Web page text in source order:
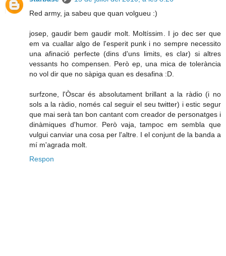
Red army, ja sabeu que quan volgueu :)
josep, gaudir bem gaudir molt. Moltíssim. I jo dec ser que
em va cuallar algo de l'esperit punk i no sempre necessito
una afinació perfecte (dins d'uns limits, es clar) si altres
vessants ho compensen. Però ep, una mica de tolerància
no vol dir que no sàpiga quan es desafina :D.
surfzone, l'Òscar és absolutament brillant a la ràdio (i no
sols a la ràdio, només cal seguir el seu twitter) i estic segur
que mai serà tan bon cantant com creador de personatges i
dinàmiques d'humor. Però vaja, tampoc em sembla que
vulgui canviar una cosa per l'altre. I el conjunt de la banda a
mí m'agrada molt.
Respon